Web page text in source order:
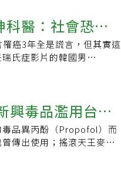
機受限。美國走了40年、
科制度至今已經發展超過
年，科別涵蓋慢性病管理、
藥師介入能大幅提升治療
家法定制度。張豫立建
鏡韓國的經驗，讓專業學
內各大藥學團體的共同認
進「藥師技術員」制度，
釋放」到門診直接照護病
真的醫師，即使是真正的
煽動性的言論，當你看到
的糖尿病」等訊息時就該
視為敵人，但也不要因此
過自己的語言（思維）去
效地應用它，而非單純地
進行「交叉驗證（雙重核
筆資料。在人工智慧時代，
涉及」，這些都是人工智
盡可能不碰乳製品與糖，
家用豆奶代替牛奶，而且
是已經喝習慣了。就算是
選食物，像是他吃糙米而
維生素與膳食纖維等營養
麗。可以發現一整天下
油高熱量的餐點，少負擔的
齡爸爸就算62歲也能保持
放育兒外籍家事工作者政
家，總統尹錫悅日前站上
生育力已從國防到民生造
的國家，台灣生殖醫學會
議」，邀請專家針對友善
「兒童托育」、「財務誘
實際上，直接給予民眾經
釋出善意才是關鍵。台灣
為，少子女化的問題不在
醫：社會恐不
癌3年全是謊言，但其實這
氏症影片的韓國男
某些利益詐病，但卻可能
IG網紅麵包包，過去多次
接受病友社群「我們都有
來對抗頑強的癌細胞。」
波也非常抱歉、浪費大家
毒品異丙酚（Propofol）而
傳出使用；搖滾天王麥可